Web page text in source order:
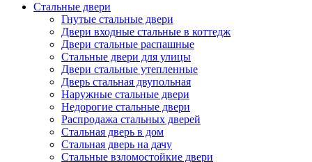
Стальные двери
Гнутые стальные двери
Двери входные стальные в коттедж
Двери стальные распашные
Стальные двери для улицы
Двери стальные утепленные
Дверь стальная двупольная
Наружные стальные двери
Недорогие стальные двери
Распродажа стальных дверей
Стальная дверь в дом
Стальная дверь на дачу
Стальные взломостойкие двери